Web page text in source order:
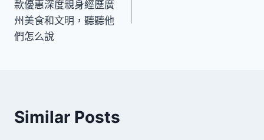
導
覽
款優惠深度親身經歷廣
州美食和文明，聽聽他
們怎么說
Similar Posts